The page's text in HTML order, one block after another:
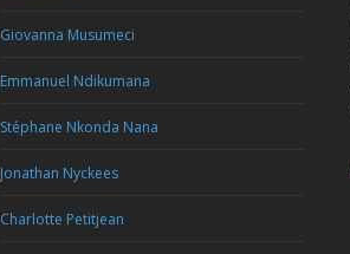
Giovanna Musumeci
Emmanuel Ndikumana
Stéphane Nkonda Nana
Jonathan Nyckees
Charlotte Petitjean